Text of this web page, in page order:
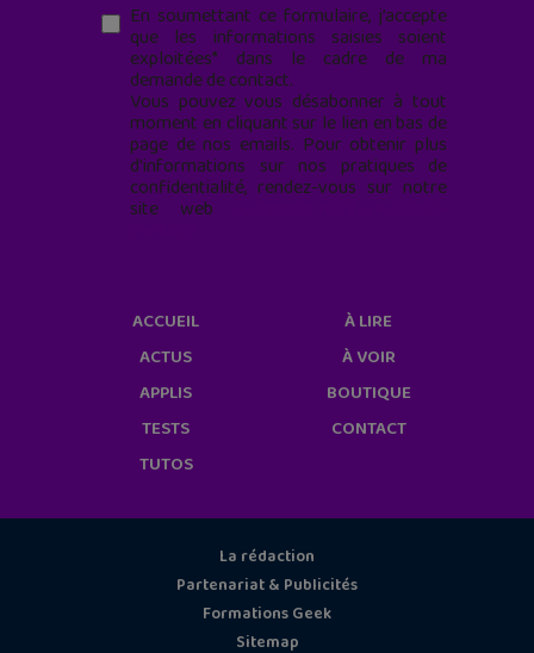
En soumettant ce formulaire, j’accepte
que les informations saisies soient
exploitées* dans le cadre de ma
demande de contact.
Vous pouvez vous désabonner à tout
moment en cliquant sur le lien en bas de
page de nos emails. Pour obtenir plus
d'informations sur nos pratiques de
confidentialité, rendez-vous sur notre
site web
ACCUEIL
ACTUS
APPLIS
TESTS
TUTOS
À LIRE
À VOIR
BOUTIQUE
CONTACT
La rédaction
Partenariat & Publicités
Formations Geek
Sitemap